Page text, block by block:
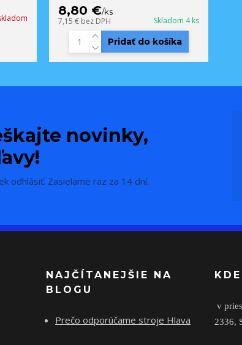
8,80 €/ks
7,15 € bez DPH Skladom 4 ks
Pridať do košíka
novinky,
odhlásiť. Zasielame raz za 14 dní.
NAJČÍTANEJŠIE NA
BLOGU
Prečo odporúčame stroje Hlava
v
2336,